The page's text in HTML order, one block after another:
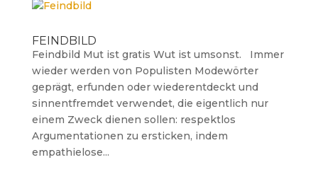
FEINDBILD
Feindbild Mut ist gratis Wut ist umsonst. Immer
wieder werden von Populisten Modewörter
geprägt, erfunden oder wiederentdeckt und
sinnentfremdet verwendet, die eigentlich nur
einem Zweck dienen sollen: respektlos
Argumentationen zu ersticken, indem
empathielose...